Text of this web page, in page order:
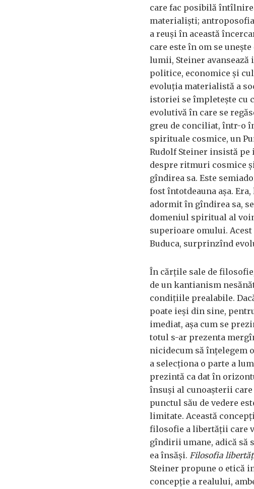
care fac posibilă
materialiști;
a reuși în această
care este în om se
lumii, Steiner avansează
politice, economice și
evoluția materialistă a
istoriei se împletește cu
evolutivă în care se
greu de conciliat, într-o
spirituale cosmice, un
Rudolf Steiner insistă
despre ritmuri cosmice
gîndirea sa. Este
fost întotdeauna așa.
adormit în gîndirea sa,
domeniul spiritual al
superioare omului. Acest
Buduca, surprinzînd
În cărțile sale de
de un kantianism
condițiile prealabile.
poate ieși din sine,
imediat, așa cum se
totul s-ar prezenta
nicidecum să înțelegem
a selecționa o parte a
prezintă ca dat în
însuși al cunoașterii care
punctul său de vedere
limitate. Această
filosofie a libertății care
gîndirii umane, adică să
ea însăși. Filosofia
Steiner propune o etică
concepție a realului,